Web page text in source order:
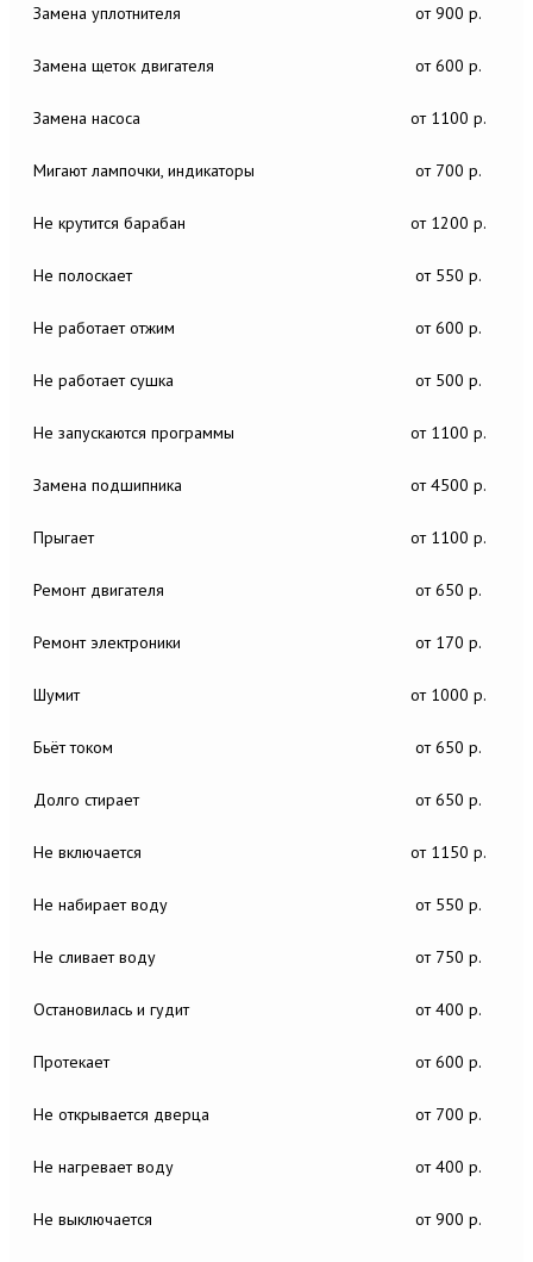
Замена уплотнителя от 900 р.
Замена щеток двигателя от 600 р.
Замена насоса от 1100 р.
Мигают лампочки, индикаторы от 700 р.
Не крутится барабан от 1200 р.
Не полоскает от 550 р.
Не работает отжим от 600 р.
Не работает сушка от 500 р.
Не запускаются программы от 1100 р.
Замена подшипника от 4500 р.
Прыгает от 1100 р.
Ремонт двигателя от 650 р.
Ремонт электроники от 170 р.
Шумит от 1000 р.
Бьёт током от 650 р.
Долго стирает от 650 р.
Не включается от 1150 р.
Не набирает воду от 550 р.
Не сливает воду от 750 р.
Остановилась и гудит от 400 р.
Протекает от 600 р.
Не открывается дверца от 700 р.
Не нагревает воду от 400 р.
Не выключается от 900 р.